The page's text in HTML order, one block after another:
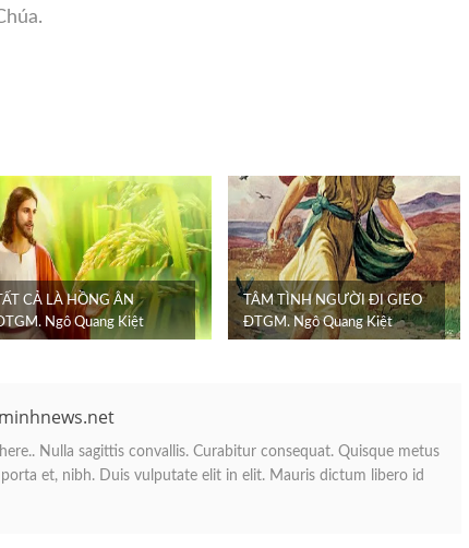
TẤT CẢ LÀ HỒNG ÂN
Ngô Quang Kiệt
TÂM TÌNH NGƯỜI ĐI GIEO
ĐTGM. Ngô Quang Kiệt
Nulla sagittis convallis. Curabitur consequat. Quisque metus
et, nibh. Duis vulputate elit in elit. Mauris dictum libero id